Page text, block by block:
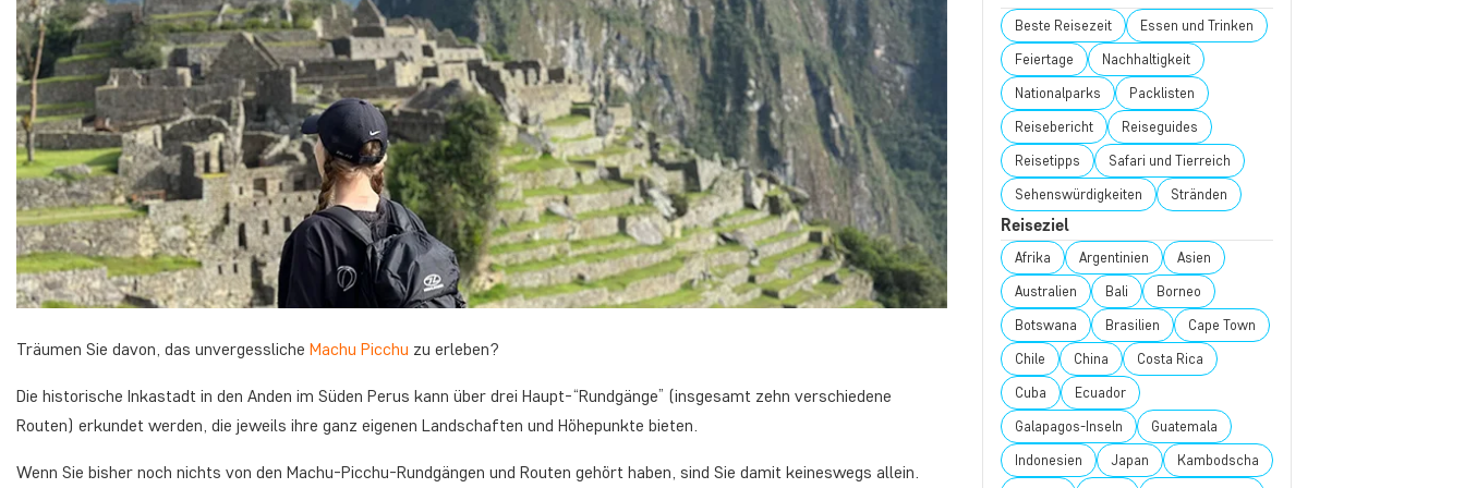
Träumen Sie davon, das unvergessliche Machu Picchu zu erleben?
Die historische Inkastadt in den Anden im Süden Perus kann über drei Haupt-“Rundgänge” (insgesamt zehn verschiedene
Routen) erkundet werden, die jeweils ihre ganz eigenen Landschaften und Höhepunkte bieten.
Wenn Sie bisher noch nichts von den Machu-Picchu-Rundgängen und Routen gehört haben, sind Sie damit keineswegs allein.
Beste Reisezeit Essen und Trinken
Feiertage Nachhaltigkeit
Nationalparks Packlisten
Reisebericht Reiseguides
Reisetipps Safari und Tierreich
Sehenswürdigkeiten Stränden
Reiseziel
Afrika Argentinien Asien
Australien Bali Borneo
Botswana Brasilien Cape Town
Chile China Costa Rica
Cuba Ecuador
Galapagos-Inseln Guatemala
Indonesien Japan Kambodscha